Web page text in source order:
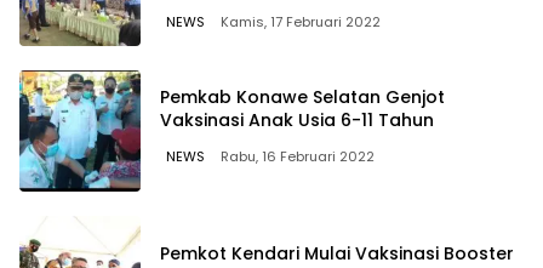
NEWS Kamis, 17 Februari 2022
Pemkab Konawe Selatan Genjot
Vaksinasi Anak Usia 6-11 Tahun
NEWS Rabu, 16 Februari 2022
Pemkot Kendari Mulai Vaksinasi Booster